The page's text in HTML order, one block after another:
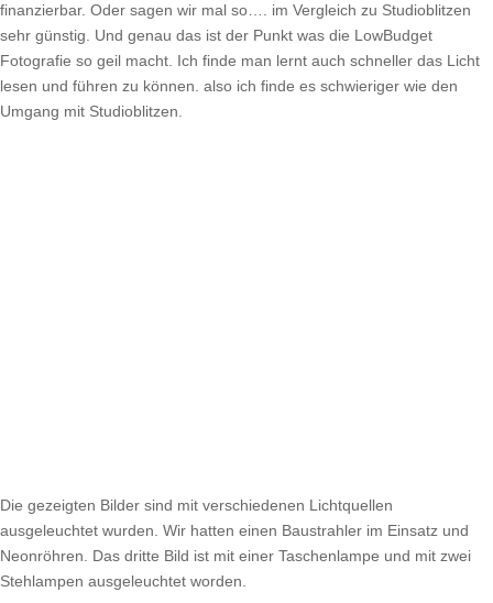
finanzierbar. Oder sagen wir mal so…. im Vergleich zu Studioblitzen
sehr günstig. Und genau das ist der Punkt was die LowBudget
Fotografie so geil macht. Ich finde man lernt auch schneller das Licht
lesen und führen zu können. also ich finde es schwieriger wie den
Umgang mit Studioblitzen.
Die gezeigten Bilder sind mit verschiedenen Lichtquellen
ausgeleuchtet wurden. Wir hatten einen Baustrahler im Einsatz und
Neonröhren. Das dritte Bild ist mit einer Taschenlampe und mit zwei
Stehlampen ausgeleuchtet worden.